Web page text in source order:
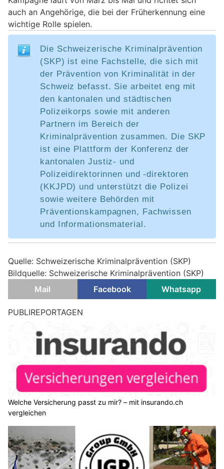
auch an Angehörige, die bei der Früherkennung eine
wichtige Rolle spielen.
Die Schweizerische Kriminalprävention
(SKP) ist eine Fachstelle, die sich mit
der Prävention von Kriminalität in der
Schweiz befasst. Sie arbeitet eng mit
den kantonalen und städtischen
Polizeikorps sowie mit anderen
Partnern im Bereich der
Kriminalprävention zusammen. Die SKP
ist eine Plattform der Konferenz der
kantonalen Justiz- und
Polizeidirektorinnen und -direktoren
(KKJPD) und unterstützt die Polizei
sowie weitere Behörden mit
Präventionskampagnen, Fachwissen
und Informationsmaterial.
Quelle: Schweizerische Kriminalprävention (SKP)
Bildquelle: Schweizerische Kriminalprävention (SKP)
Mail
Facebook Whatsapp
Dropshipping-Fallen beim Online-Shopping
VON BELMEDIA REDAKTION
Beim Online-Shopping locken immer mehr vermeintliche
Schweizer Internetshops mit besonders günstigen Preisen.
Doch oft verbirgt sich dahinter entweder ein betrügerischer
Web-Store oder das legale, aber unter Umständen
problematische Geschäftsmodell "Dropshipping".
Weiterlesen
Zuverlässige Gebäudesanierung in der Schweiz – JGP Group GmbH